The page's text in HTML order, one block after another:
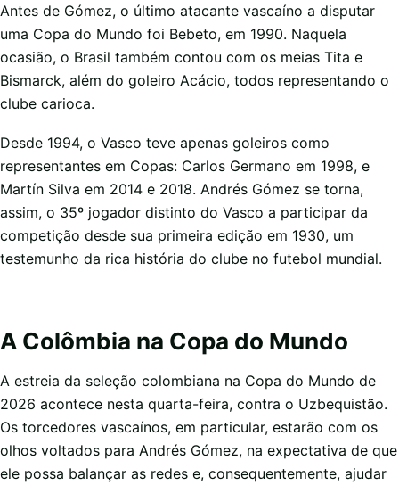
Antes de Gómez, o último atacante vascaíno a disputar
uma Copa do Mundo foi Bebeto, em 1990. Naquela
ocasião, o Brasil também contou com os meias Tita e
Bismarck, além do goleiro Acácio, todos representando o
clube carioca.
Desde 1994, o Vasco teve apenas goleiros como
representantes em Copas: Carlos Germano em 1998, e
Martín Silva em 2014 e 2018. Andrés Gómez se torna,
assim, o 35º jogador distinto do Vasco a participar da
competição desde sua primeira edição em 1930, um
testemunho da rica história do clube no futebol mundial.
A Colômbia na Copa do Mundo
A estreia da seleção colombiana na Copa do Mundo de
2026 acontece nesta quarta-feira, contra o Uzbequistão.
Os torcedores vascaínos, em particular, estarão com os
olhos voltados para Andrés Gómez, na expectativa de que
ele possa balançar as redes e, consequentemente, ajudar